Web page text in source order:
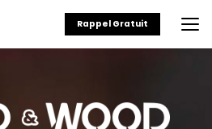
Rappel Gratuit